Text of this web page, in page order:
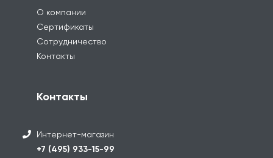
О компании
Сертификаты
Сотрудничество
Контакты
Контакты
Интернет-магазин
+7 (495) 933-15-99